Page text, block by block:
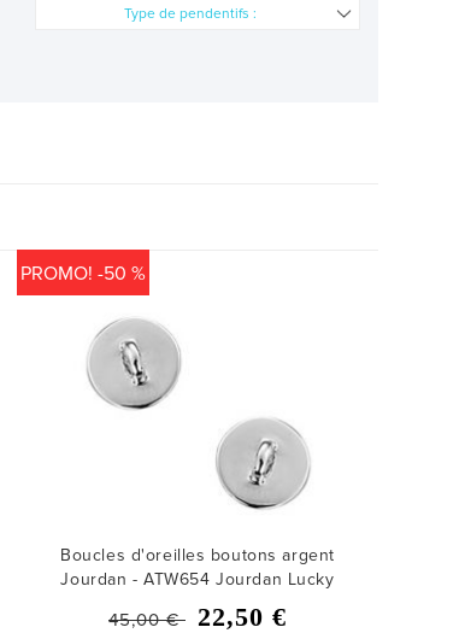
Type de pendentifs :
PROMO! -50 %
Boucles d'oreilles boutons argent
Jourdan - ATW654 Jourdan Lucky
45,00 € 22,50 €